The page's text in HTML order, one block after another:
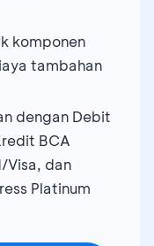
komponen
tambahan
dengan Debit
BCA
Visa, dan
Platinum